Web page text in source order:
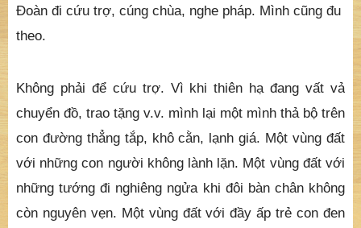
Đoàn đi cứu trợ, cúng chùa, nghe pháp. Mình cũng đu
theo.
Không phải để cứu trợ. Vì khi thiên hạ đang vất vả
chuyển đồ, trao tặng v.v. mình lại một mình thả bộ trên
con đường thẳng tắp, khô cằn, lạnh giá. Một vùng đất
với những con người không lành lặn. Một vùng đất với
những tướng đi nghiêng ngửa khi đôi bàn chân không
còn nguyên vẹn. Một vùng đất với đầy ấp trẻ con đen